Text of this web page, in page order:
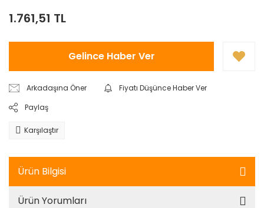
1.761,51 TL
Gelince Haber Ver
Arkadaşına Öner
Fiyatı Düşünce Haber Ver
Paylaş
Karşılaştır
Ürün Bilgisi
Ürün Yorumları